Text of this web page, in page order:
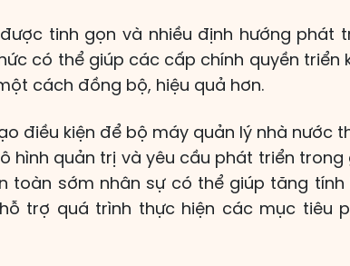
tinh gọn và nhiều định hướng phát
có thể giúp các cấp chính quyền triển
cách đồng bộ, hiệu quả hơn.
điều kiện để bộ máy quản lý nhà nước
hình quản trị và yêu cầu phát triển trong
toàn sớm nhân sự có thể giúp tăng tính
trợ quá trình thực hiện các mục tiêu